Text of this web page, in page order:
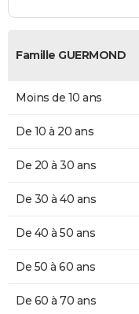
Famille GUERMOND
Moins de 10 ans
De 10 à 20 ans
De 20 à 30 ans
De 30 à 40 ans
De 40 à 50 ans
De 50 à 60 ans
De 60 à 70 ans